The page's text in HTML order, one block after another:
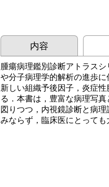
内容
腫瘍病理鑑別診断アトラス
や分子病理学的解析の進歩
新しい組織予後因子，炎症
る．本書は，豊富な病理写
図りつつ，内視鏡診断と病
みならず，臨床医にとっても